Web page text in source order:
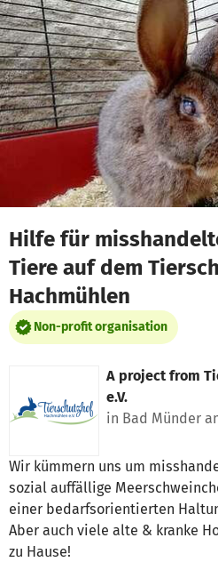
Skip to main content
Show accessibility statement
Hilfe für
Tiere auf dem
Hachmühlen
Non-profit organisation
A project from
e.V.
in Bad Münder
Wir kümmern uns um
sozial auffällige
einer bedarfsorientierten
Aber auch viele alte & kranke
zu Hause!